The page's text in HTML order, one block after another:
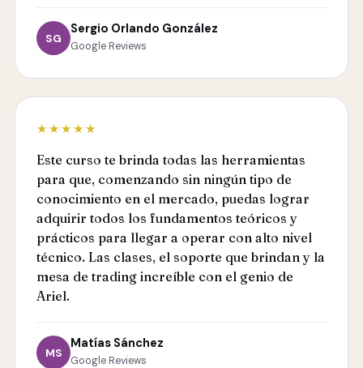
SG
Sergio Orlando González
Google Reviews
★★★★★
Este curso te brinda todas las herramientas
para que, comenzando sin ningún tipo de
conocimiento en el mercado, puedas lograr
adquirir todos los fundamentos teóricos y
prácticos para llegar a operar con alto nivel
técnico. Las clases, el soporte que brindan y la
mesa de trading increíble con el genio de
Ariel.
MS
Matías Sánchez
Google Reviews